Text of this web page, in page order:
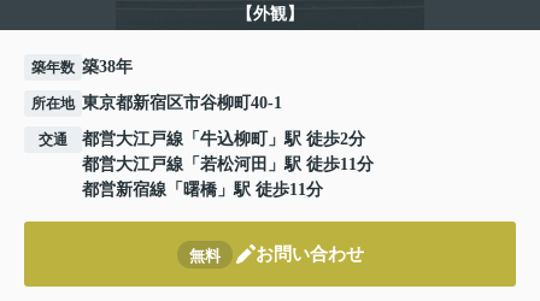
【外観】
築年数 築38年
所在地 東京都新宿区市谷柳町40-1
交通 都営大江戸線 「 牛込柳町
」駅 徒歩2分
都営大江戸線 「 若松河田 」駅 徒歩11分
都営新宿線 「 曙橋 」駅 徒歩11分
無料 お問い合わせ